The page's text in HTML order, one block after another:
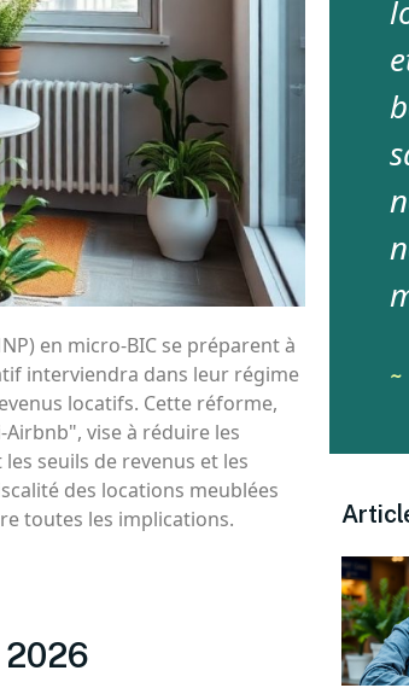
en micro-BIC se préparent à
interviendra dans leur régime
locatifs. Cette réforme,
vise à réduire les
seuils de revenus et les
des locations meublées
toutes les implications.
~